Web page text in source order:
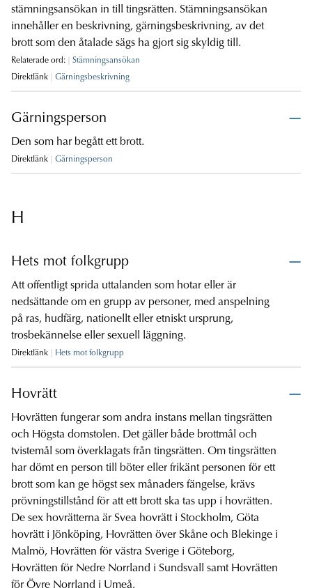
stämningsansökan in till tingsrätten. Stämningsansökan
innehåller en beskrivning, gärningsbeskrivning, av det
brott som den åtalade sägs ha gjort sig skyldig till.
Relaterade ord:
Stämningsansökan
Direktlänk
Gärningsbeskrivning
Gärningsperson
Den som har begått ett brott.
Direktlänk Gärningsperson
H
Hets mot folkgrupp
Att offentligt sprida uttalanden som hotar eller är
nedsättande om en grupp av personer, med anspelning
på ras, hudfärg, nationellt eller etniskt ursprung,
trosbekännelse eller sexuell läggning.
Direktlänk Hets mot folkgrupp
Hovrätt
Hovrätten fungerar som andra instans mellan tingsrätten
och Högsta domstolen. Det gäller både brottmål och
tvistemål som överklagats från tingsrätten. Om tingsrätten
har dömt en person till böter eller frikänt personen för ett
brott som kan ge högst sex månaders fängelse, krävs
prövningstillstånd för att ett brott ska tas upp i hovrätten.
De sex hovrätterna är Svea hovrätt i Stockholm, Göta
hovrätt i Jönköping, Hovrätten över Skåne och Blekinge i
Malmö, Hovrätten för västra Sverige i Göteborg,
Hovrätten för Nedre Norrland i Sundsvall samt Hovrätten
för Övre Norrland i Umeå.